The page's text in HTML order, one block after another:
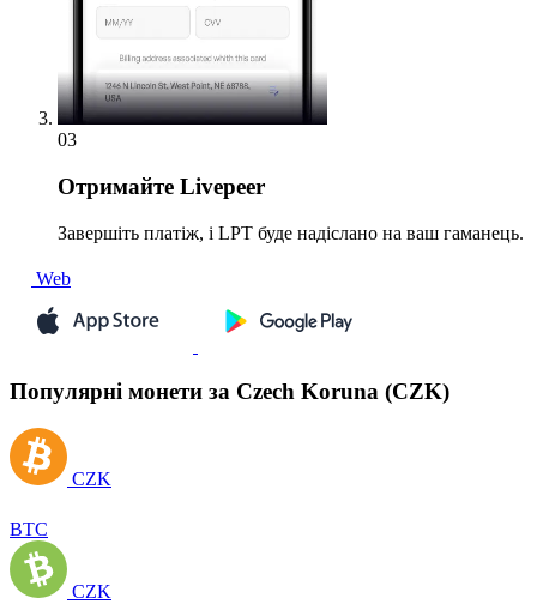
03
Отримайте Livepeer
Завершіть платіж, і LPT буде надіслано на ваш гаманець.
Web
Популярні монети за Czech Koruna (CZK)
CZK
BTC
CZK